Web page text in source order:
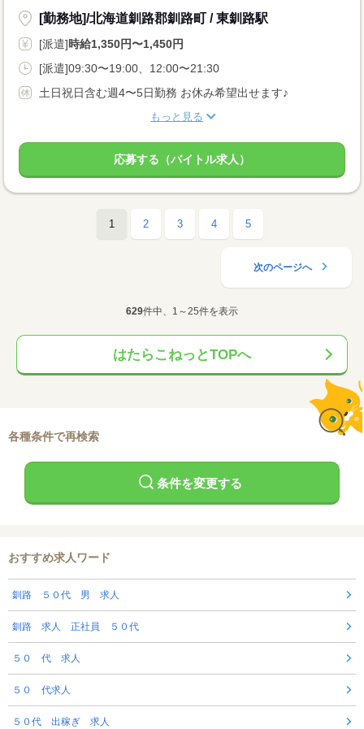
[勤務地]/北海道釧路郡釧路町 / 東釧路駅
[派遣]時給1,350円〜1,450円
[派遣]09:30〜19:00、12:00〜21:30
土日祝日含む週4〜5日勤務 お休み希望出せます♪
もっと見る
応募する（バイトル求人）
1 2 3 4 5
次のページへ
629件中、1～25件を表示
はたらこねっとTOPへ
各種条件で再検索
条件を変更する
おすすめ求人ワード
釧路 ５０代 男 求人
釧路 求人 正社員 ５０代
５０ 代 求人
５０ 代求人
５０代 出稼ぎ 求人